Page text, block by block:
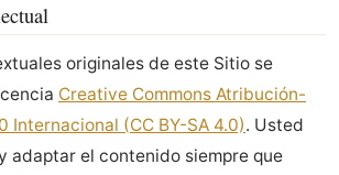
originales de este Sitio se
Creative Commons Atribución-
Internacional (CC BY-SA 4.0). Usted
adaptar el contenido siempre que